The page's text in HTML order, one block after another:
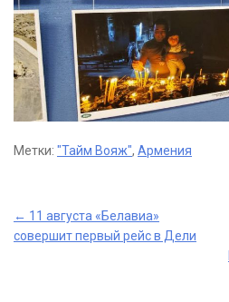
Метки: "Тайм Вояж", Армения
Post
← 11 августа «Белавиа»
совершит первый рейс в Дели